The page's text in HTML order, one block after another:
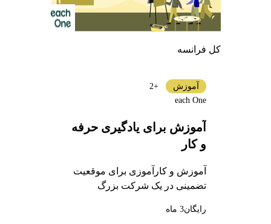
کل فرانسه
آموزش برای یادگیری حرفه
و کار
آموزش و کارآموزی برای موقعیت
تضمینی در یک شرکت بزرگ
آموزش
+2
each One
رایگان3 ماه